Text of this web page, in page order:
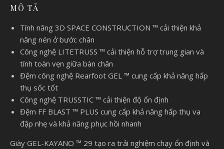
MÔ TẢ
Tính năng 3D SPACE CONSTRUCTION ™ cải thiện khả
năng nén ở bước chân
Công nghệ LITETRUSS ™ cải thiện hỗ trợ trung gian và
tính toàn vẹn giữa bàn chân
Đệm công nghệ Rearfoot GEL ™ cung cấp khả năng hấp
thụ sốc tốt
Công nghệ TRUSSTIC ™ cải thiện độ ổn định
Đệm FF BLAST ™ PLUS cung cấp khả năng hấp thụ va
đập nhẹ và khả năng phục hồi nhanh
Giày GEL-KAYANO ™ 29 tạo ra trải nghiệm chạy ổn định và